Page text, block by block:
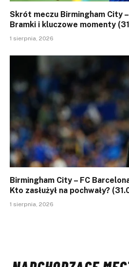
Skrót meczu Birmingham City
Bramki i kluczowe momenty
1 sierpnia, 2026
Birmingham City – FC
Kto zasłużył na pochwały?
1 sierpnia, 2026